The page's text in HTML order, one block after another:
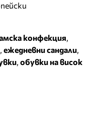
конфекция,
, ежедневни сандали,
, обувки на висок